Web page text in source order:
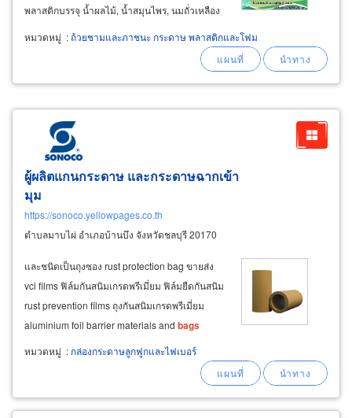
พลาสติกบรรจุ น้ำผลไม้, น้ำสมุนไพร, นมถั่วเหลือง
หมวดหมู่ : ถ้วยชามและภาชนะ กระดาษ พลาสติกและโฟม
ผู้ผลิตแกนกระดาษ และกระดาษฉากเข้า
มุม
https://sonoco.yellowpages.co.th
ตำบลมาบไผ่ อำเภอบ้านบึง จังหวัดชลบุรี 20170
และชนิดเป็นถุงซอง rust protection bag ขายส่ง
vci films ฟิล์มกันสนิมเกรดพรีเมี่ยม ฟิล์มยืดกันสนิม
rust prevention films ถุงกันสนิมเกรดพรีเมี่ยม
aluminium foil barrier materials and bags
ป้องกันความชื้นและป้องกันไฟฟ้าสถิต มีหลาย
ขนาดให้เลือกตามความเหมาะสม ขายส่งน้ำยากัน
หมวดหมู่ : กล่องกระดาษลูกฟูกและไฟเบอร์